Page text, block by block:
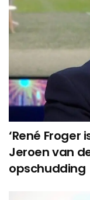
‘René Froger
Jeroen van
opschudding